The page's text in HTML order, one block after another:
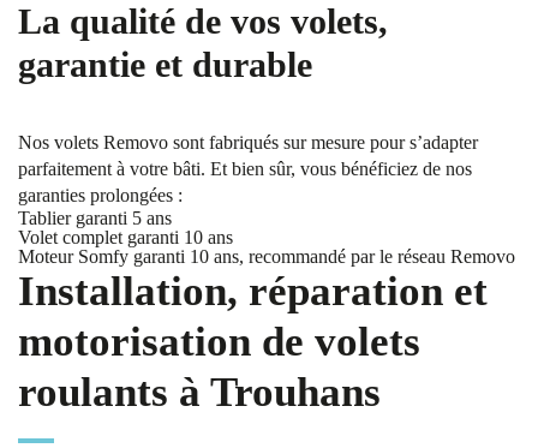
La qualité de vos volets,
garantie et durable
Nos volets Removo sont fabriqués sur mesure pour s’adapter
parfaitement à votre bâti. Et bien sûr, vous bénéficiez de nos
garanties prolongées :
Tablier garanti 5 ans
Volet complet garanti 10 ans
Moteur Somfy garanti 10 ans, recommandé par le réseau Removo
Installation, réparation et
motorisation de volets
roulants à Trouhans